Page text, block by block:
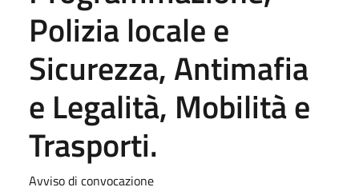
Polizia locale e
Sicurezza, Antimafia
e Legalità, Mobilità e
Trasporti.
Avviso di convocazione